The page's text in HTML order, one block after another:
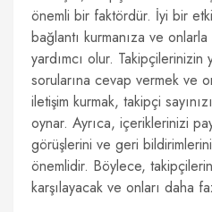
önemli bir faktördür. İyi bir
bağlantı kurmanıza ve
yardımcı olur. Takipçilerinizin
sorularına cevap vermek ve
iletişim kurmak, takipçi
oynar. Ayrıca, içeriklerinizi
görüşlerini ve geri
önemlidir. Böylece,
karşılayacak ve onları daha